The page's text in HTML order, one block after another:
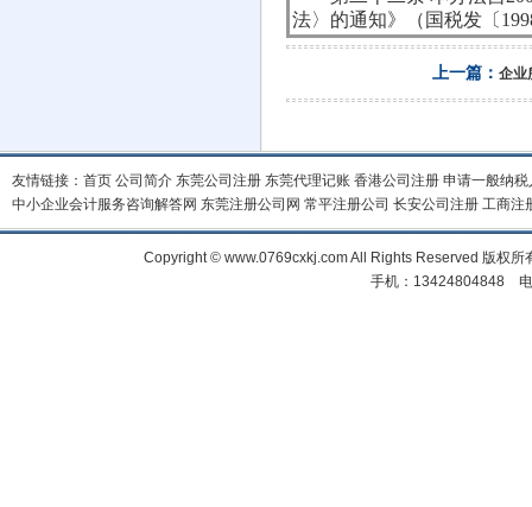
法〉的通知》（国税发〔
上一篇： 企业
友情链接： 首页 公司简介 东莞公司注册 东莞代理记账 香港公司注册 申请一般纳税
中小企业会计服务咨询解答网 东莞注册公司网 常平注册公司 长安公司注册 工商注
Copyright © www.0769cxkj.com All Rights Reserved 版权
手机：13424804848